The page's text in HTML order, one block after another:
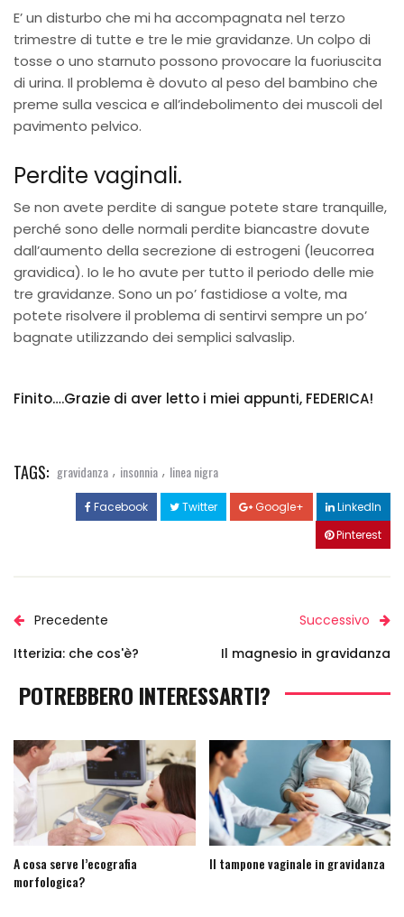
E’ un disturbo che mi ha accompagnata nel terzo
trimestre di tutte e tre le mie gravidanze. Un colpo di
tosse o uno starnuto possono provocare la fuoriuscita
di urina. Il problema è dovuto al peso del bambino che
preme sulla vescica e all’indebolimento dei muscoli del
pavimento pelvico.
Perdite vaginali.
Se non avete perdite di sangue potete stare tranquille,
perché sono delle normali perdite biancastre dovute
dall’aumento della secrezione di estrogeni (leucorrea
gravidica). Io le ho avute per tutto il periodo delle mie
tre gravidanze. Sono un po’ fastidiose a volte, ma
potete risolvere il problema di sentirvi sempre un po’
bagnate utilizzando dei semplici salvaslip.
Finito….Grazie di aver letto i miei appunti, FEDERICA!
TAGS: gravidanza , insonnia , linea nigra
Facebook Twitter Google+
LinkedIn
Pinterest
Precedente
Itterizia: che cos'è?
Successivo
Il magnesio in gravidanza
POTREBBERO INTERESSARTI?
A cosa serve l’ecografia
morfologica?
Il tampone vaginale in gravidanza